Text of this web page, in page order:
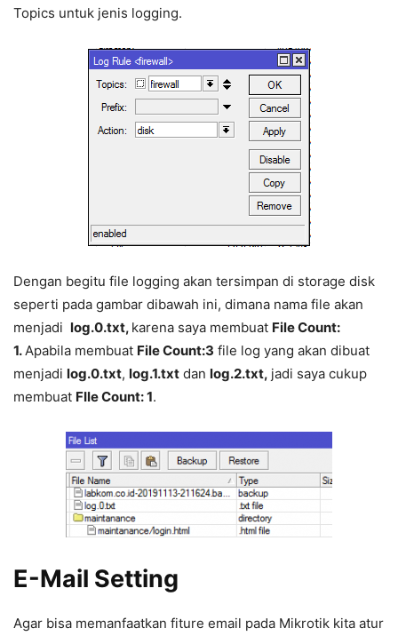
Topics untuk jenis logging.
Dengan begitu file logging akan tersimpan di storage disk
seperti pada gambar dibawah ini, dimana nama file akan
menjadi log.0.txt, karena saya membuat File Count:
1.Apabila membuat File Count:3 file log yang akan dibuat
menjadi log.0.txt, log.1.txt dan log.2.txt, jadi saya cukup
membuat FIle Count: 1.
E-Mail Setting
Agar bisa memanfaatkan fiture email pada Mikrotik kita atur